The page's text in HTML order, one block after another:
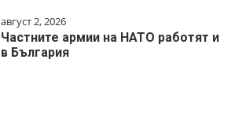
август 2, 2026
Частните армии на НАТО работят и
в България